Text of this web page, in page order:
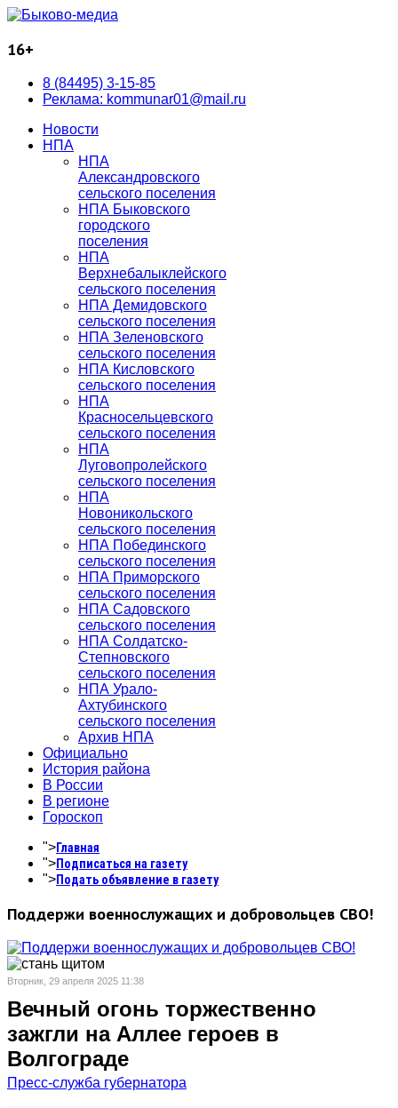
16+
8 (84495) 3-15-85
Реклама: kommunar01@mail.ru
Новости
НПА
НПА
Александровского
сельского поселения
НПА Быковского
городского
поселения
НПА
Верхнебалыклейского
сельского поселения
НПА Демидовского
сельского поселения
НПА Зеленовского
сельского поселения
НПА Кисловского
сельского поселения
НПА
Красносельцевского
сельского поселения
НПА
Луговопролейского
сельского поселения
НПА
Новоникольского
сельского поселения
НПА Побединского
сельского поселения
НПА Приморского
сельского поселения
НПА Садовского
сельского поселения
НПА Солдатско-
Степновского
сельского поселения
НПА Урало-
Ахтубинского
сельского поселения
Архив НПА
Официально
История района
В России
В регионе
Гороскоп
">Главная
">Подписаться на газету
">Подать объявление в газету
Поддержи военнослужащих и добровольцев СВО!
Вторник, 29 апреля 2025 11:38
Вечный огонь торжественно
зажгли на Аллее героев в
Волгограде
Пресс-служба губернатора